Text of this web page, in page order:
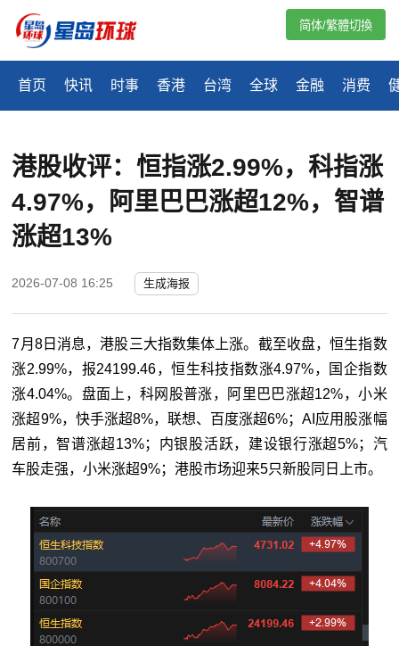
首页 快讯 时事 香港 台湾 全球 金融 消费
简体/繁體切換
港股收评：恒指涨2.99%，科指涨
4.97%，阿里巴巴涨超12%，智谱
涨超13%
2026-07-08 16:25 生成海报
7月8日消息，港股三大指数集体上涨。截至收盘，恒生指数
涨2.99%，报24199.46，恒生科技指数涨4.97%，国企指数
涨4.04%。盘面上，科网股普涨，阿里巴巴涨超12%，小米
涨超9%，快手涨超8%，联想、百度涨超6%；AI应用股涨幅
居前，智谱涨超13%；内银股活跃，建设银行涨超5%；汽
车股走强，小米涨超9%；港股市场迎来5只新股同日上市。